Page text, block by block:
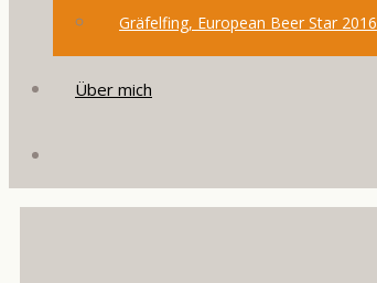
Gräfelfing, European Beer Star 2016
Über mich